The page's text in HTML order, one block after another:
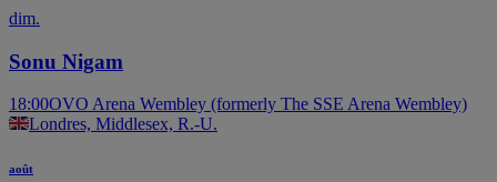
dim.
Sonu Nigam
18:00OVO Arena Wembley (formerly The SSE Arena Wembley)
Londres, Middlesex, R.-U.
août